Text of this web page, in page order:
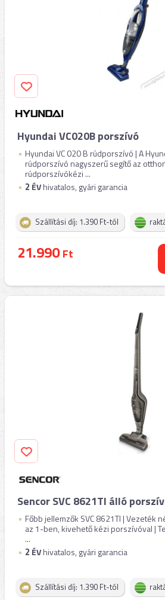
Hyundai VC020B porszívó
Hyundai VC 020 B rúdporszívó | A
rúdporszívó nagyszerű segítő az
rúdporszívókézi ...
2 ÉVhivatalos, gyári garancia
Szállítási díj: 1.390 Ft-tól
21.990Ft
Sencor SVC 8621TI álló
Főbb jellemzők SVC 8621TI | Vezeték
az 1-ben, kivehető kézi porszívóval |
...
2 ÉVhivatalos, gyári garancia
Szállítási díj: 1.390 Ft-tól